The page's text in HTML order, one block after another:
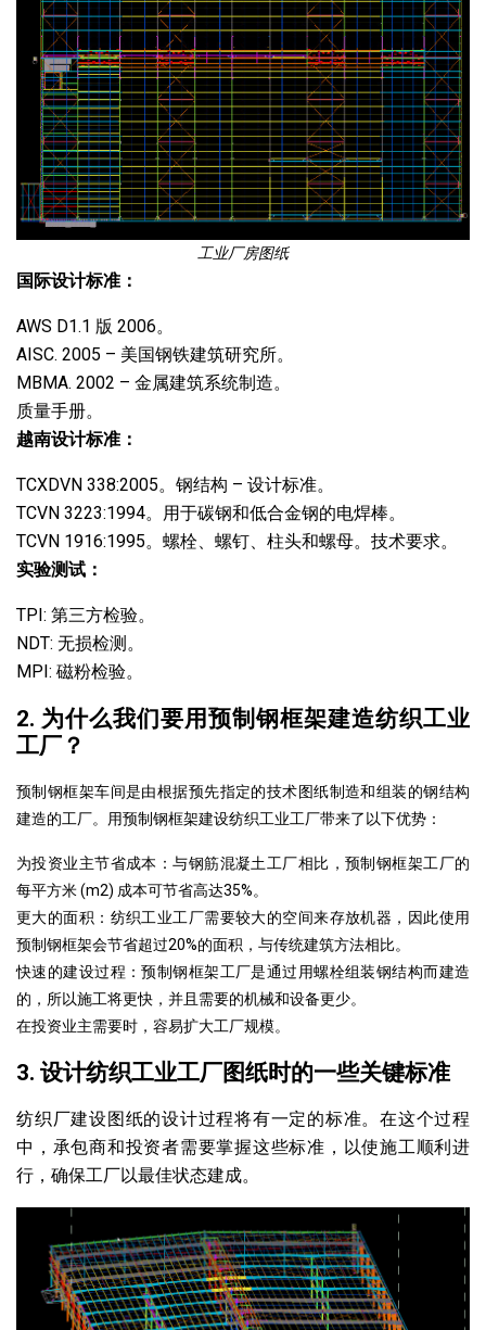
工业厂房图纸
国际设计标准：
AWS D1.1 版 2006。
AISC. 2005 – 美国钢铁建筑研究所。
MBMA. 2002 – 金属建筑系统制造。
质量手册。
越南设计标准：
TCXDVN 338:2005。钢结构 – 设计标准。
TCVN 3223:1994。用于碳钢和低合金钢的电焊棒。
TCVN 1916:1995。螺栓、螺钉、柱头和螺母。技术要求。
实验测试：
TPI: 第三方检验。
NDT: 无损检测。
MPI: 磁粉检验。
2. 为什么我们要用预制钢框架建造纺织工业
工厂？
预制钢框架车间是由根据预先指定的技术图纸制造和组装的钢结构
建造的工厂。用预制钢框架建设纺织工业工厂带来了以下优势：
为投资业主节省成本：与钢筋混凝土工厂相比，预制钢框架工厂的
每平方米 (m2) 成本可节省高达35%。
更大的面积：纺织工业工厂需要较大的空间来存放机器，因此使用
预制钢框架会节省超过20%的面积，与传统建筑方法相比。
快速的建设过程：预制钢框架工厂是通过用螺栓组装钢结构而建造
的，所以施工将更快，并且需要的机械和设备更少。
在投资业主需要时，容易扩大工厂规模。
3. 设计纺织工业工厂图纸时的一些关键标准
纺织厂建设图纸的设计过程将有一定的标准。在这个过程
中，承包商和投资者需要掌握这些标准，以使施工顺利进
行，确保工厂以最佳状态建成。